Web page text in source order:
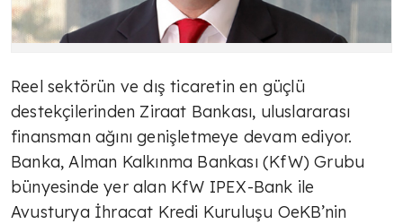
Reel sektörün ve dış ticaretin en güçlü
destekçilerinden Ziraat Bankası, uluslararası
finansman ağını genişletmeye devam ediyor.
Banka, Alman Kalkınma Bankası (KfW) Grubu
bünyesinde yer alan KfW IPEX-Bank ile
Avusturya İhracat Kredi Kuruluşu OeKB’nin